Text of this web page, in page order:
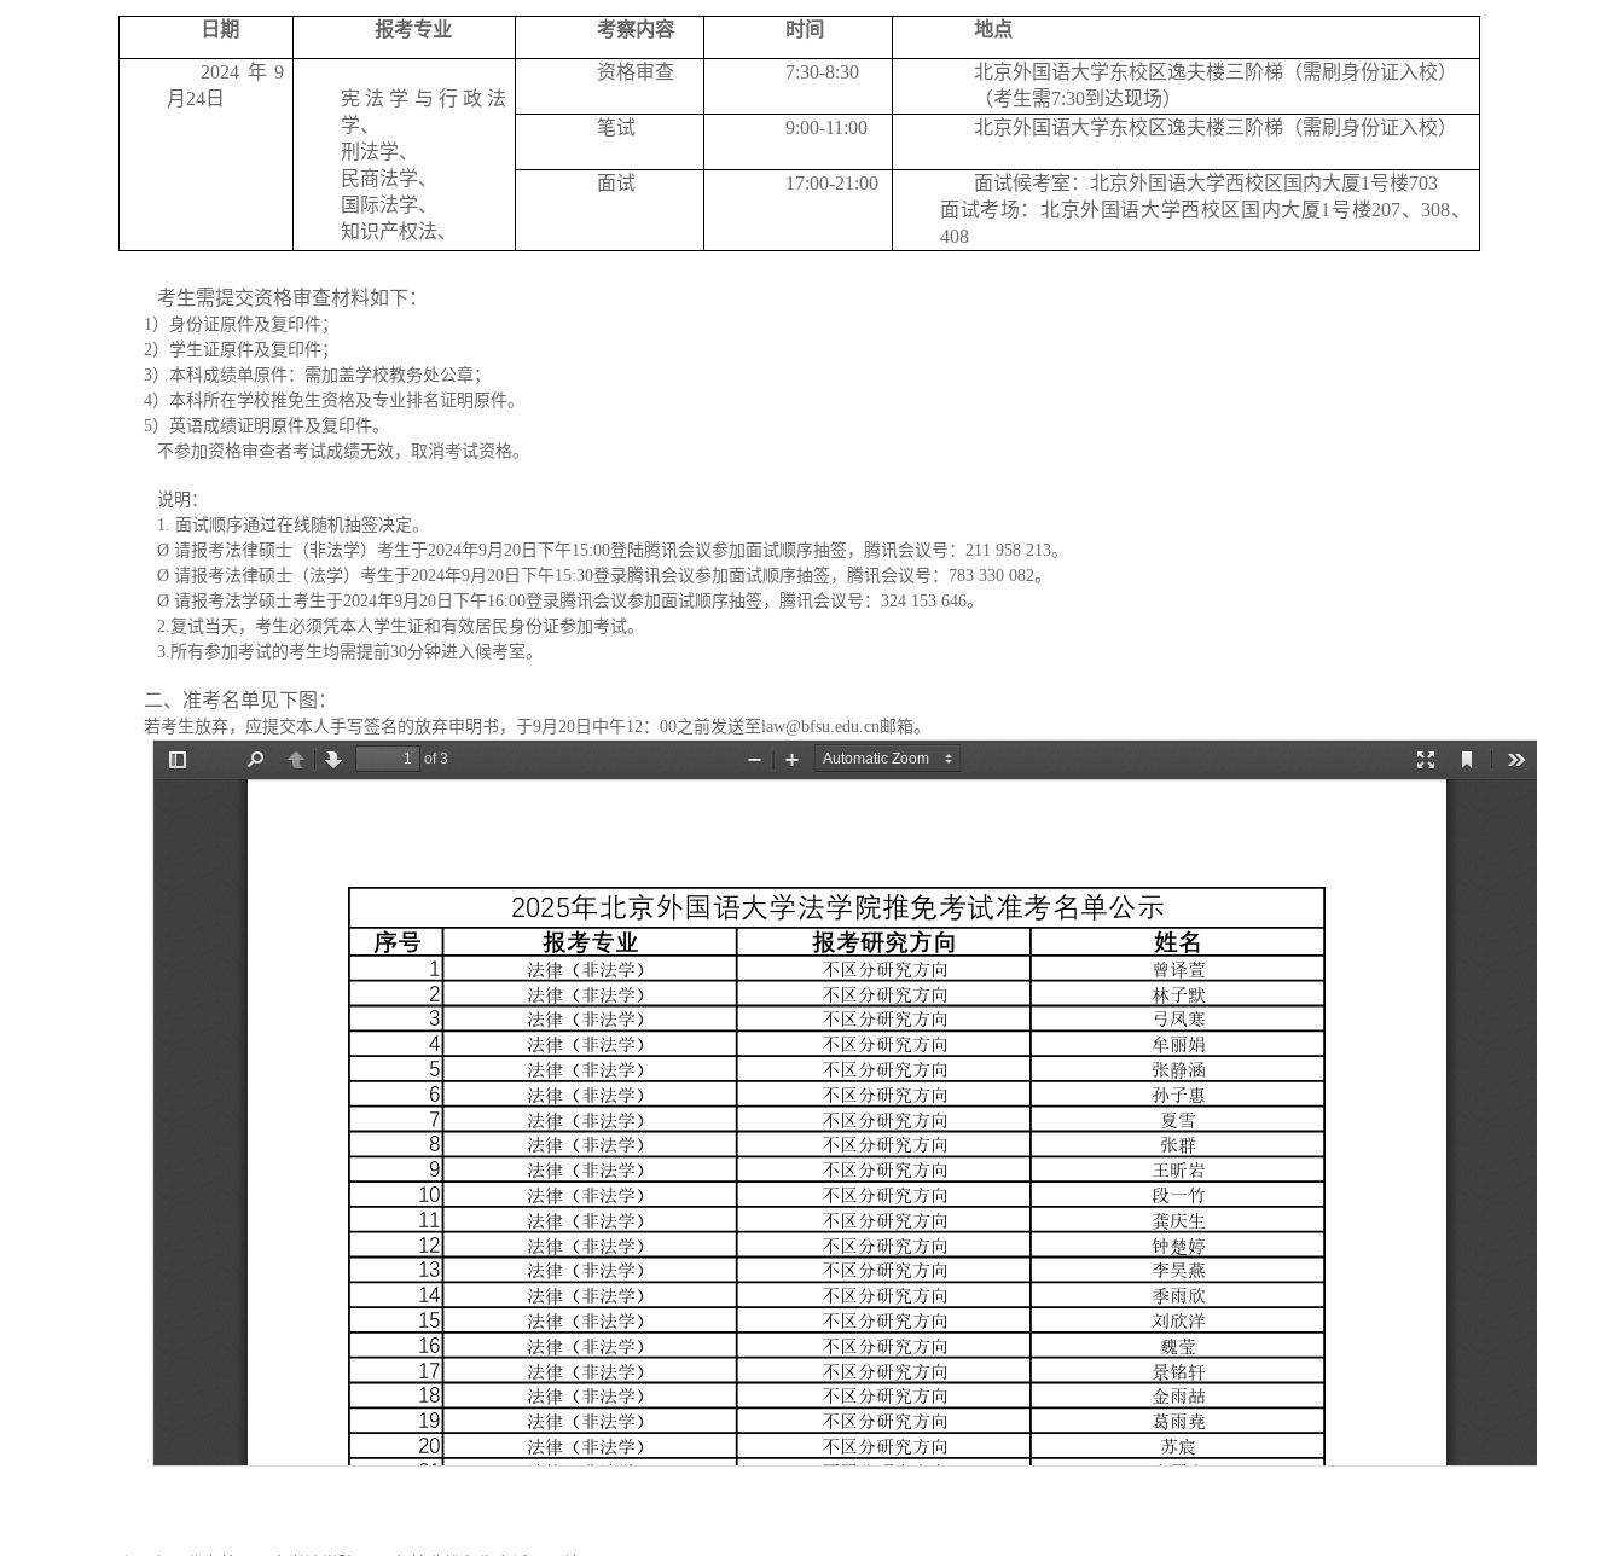
日期 报考专业 考察内容 时间 地点
2024年9
月24日
宪法学与行政法
学、
刑法学、
民商法学、
国际法学、
知识产权法、
资格审查 7:30-8:30
北京外国语大学东校区逸夫楼三阶梯（需刷身份证入校）
（考生需7:30到达现场）
笔试
9:00-11:00 北京外国语大学东校区逸夫楼三阶梯（需刷身份证入校）
面试 17:00-21:00 面试候考室：北京外国语大学西校区国内大厦1号楼703
面试考场：北京外国语大学西校区国内大厦1号楼207、308、
408
考生需提交资格审查材料如下：
1 ）身份证原件及复印件；
2）学生证原件及复印件；
3）本科成绩单原件：需加盖学校教务处公章；
4）本科所在学校推免生资格及专业排名证明原件。
5）英语成绩证明原件及复印件。
不参加资格审查者考试成绩无效，取消考试资格。
说明：
1.
面试顺序通过在线随机抽签决定。
Ø 请报考法律硕士（非法学）考生于2024年9月 20 日下午15:00登陆腾讯会议参加面试顺序抽签，腾讯会议号： 211 958 213。
Ø 请报考法律硕士（法学）考生于2024年9月 20 日下午15:30登录腾讯会议参加面试顺序抽签，腾讯会议号： 783 330 082。
Ø 请报考法学硕士考生于2024年9月 20 日下午16:00登录腾讯会议参加面试顺序抽签，腾讯会议号： 324 153 646。
2. 复试当天，考生必须凭本人学生证和有效居民身份证参加考试。
3. 所有参加考试的考生均需提前30分钟进入候考室。
二、准考名单见下 图：
若考生放弃，应提交本人手写签名的放弃申明书，于9月 20 日 中午1 2 ： 00之前发送至law@bfsu.edu.cn 邮箱。